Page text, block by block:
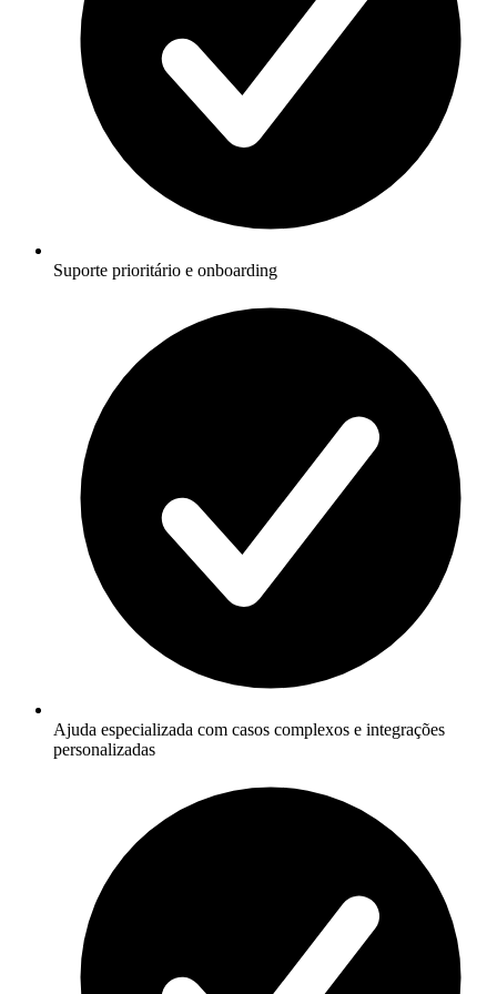
Suporte prioritário e onboarding
Ajuda especializada com casos complexos e integrações
personalizadas